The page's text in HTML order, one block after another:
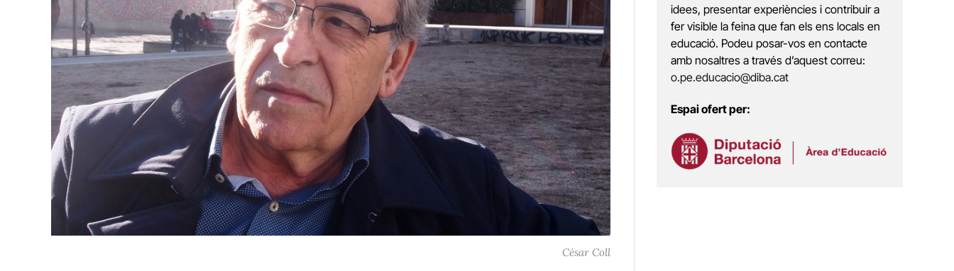
César Coll
idees, presentar experiències i contribuir a
fer visible la feina que fan els ens locals en
educació. Podeu posar-vos en contacte
amb nosaltres a través d’aquest correu:
o.pe.educacio@diba.cat
Espai ofert per: